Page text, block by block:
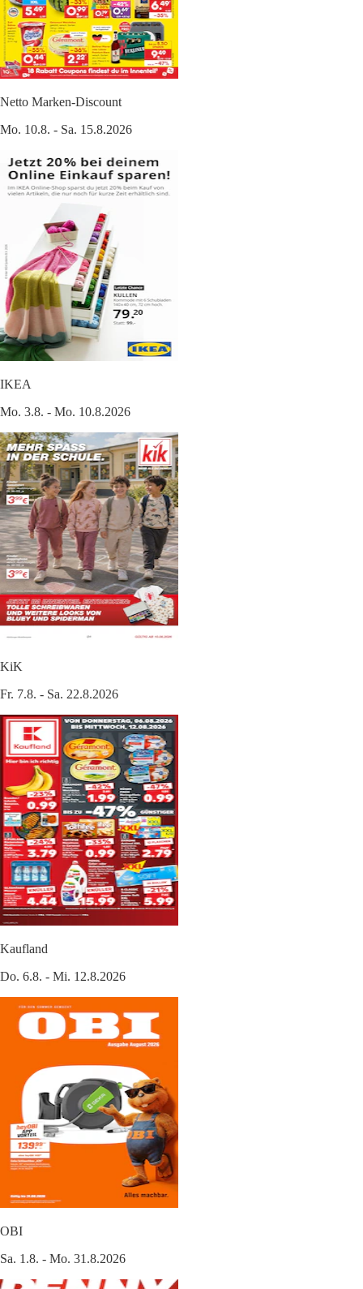
Netto Marken-Discount
Mo. 10.8. - Sa. 15.8.2026
IKEA
Mo. 3.8. - Mo. 10.8.2026
KiK
Fr. 7.8. - Sa. 22.8.2026
Kaufland
Do. 6.8. - Mi. 12.8.2026
OBI
Sa. 1.8. - Mo. 31.8.2026